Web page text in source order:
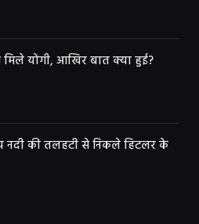
मिले योगी, आखिर बात क्या हुई?
नदी की तलहटी से निकले हिटलर के